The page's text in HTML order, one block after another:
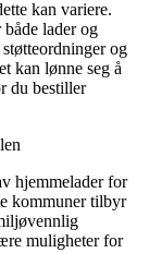
kan variere.
lader og
og
kan lønne seg å
du bestiller
hjemmelader for
kommuner tilbyr
muligheter for